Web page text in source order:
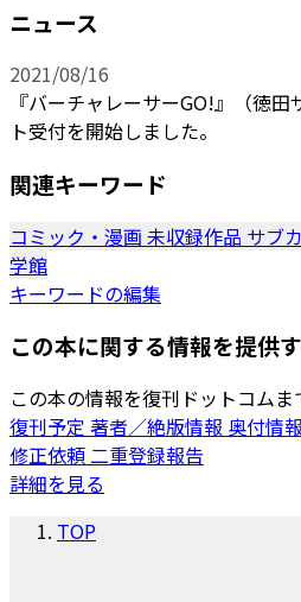
ニュース
2021/08/16
『バーチャレーサーGO!』（徳
ト受付を開始しました。
関連キーワード
コミック・漫画 未収録作品 サブ
学館
キーワードの編集
この本に関する情報を提供
この本の情報を復刊ドットコム
復刊予定 著者／絶版情報 奥付情報
修正依頼二重登録報告
詳細を見る
TOP